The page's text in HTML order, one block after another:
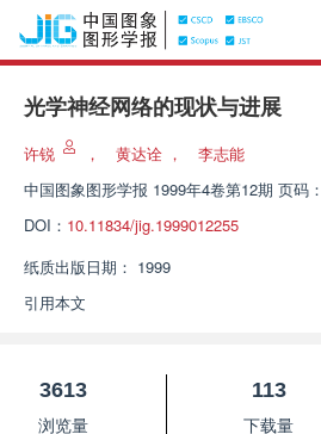
光学神经网络的现状与进展
许锐 ， 黄达诠 ，
李志能
中国图象图形学报 1999年4卷第12期 页码
DOI： 10.11834/jig.1999012255
纸质出版日期： 1999
引用本文
3613
浏览量
113
下载量